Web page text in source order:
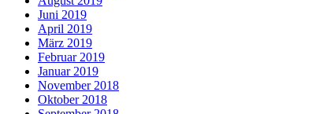
Juni 2019
April 2019
März 2019
Februar 2019
Januar 2019
November 2018
Oktober 2018